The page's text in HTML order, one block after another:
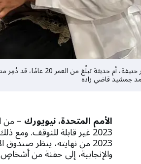
جمشيد قاضي زاده
الأمم المتحدة، نيويورك– من
2023 غير قابلة للتوقف.
2023 من نهايته، ينظر
والإنجابية، إلى حفنة من